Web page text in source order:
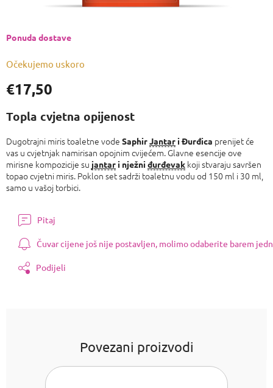
€17,50
cijenu:
Očekujemo uskoro
Ponuda dostave
Topla cvjetna opijenost
Dugotrajni miris toaletne vode SaphirJantar i Đurđica prenijet će
vas u cvjetnjak namirisan opojnim cvijećem. Glavne esencije ove
mirisne kompozicije su jantar i nježni đurđevak koji stvaraju savršen
topao cvjetni miris. Poklon set sadrži toaletnu vodu od 150 ml i 30 ml,
samo u vašoj torbici.
Pitaj
Čuvar cijene još nije postavljen, molimo odaberite barem
Podijeli
Povezani proizvodi